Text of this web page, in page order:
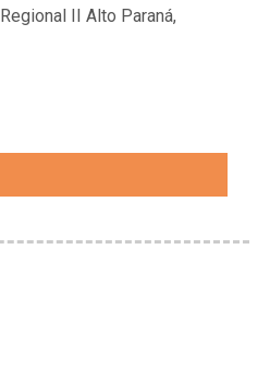
II Alto Paraná,